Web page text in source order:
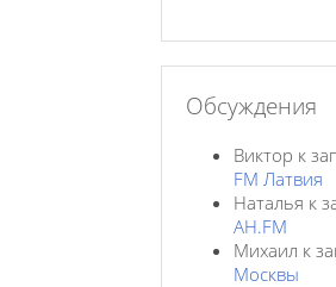
Обсуждения
Виктор к
FM Латвия
Наталья к
AH.FM
Михаил к
Москвы